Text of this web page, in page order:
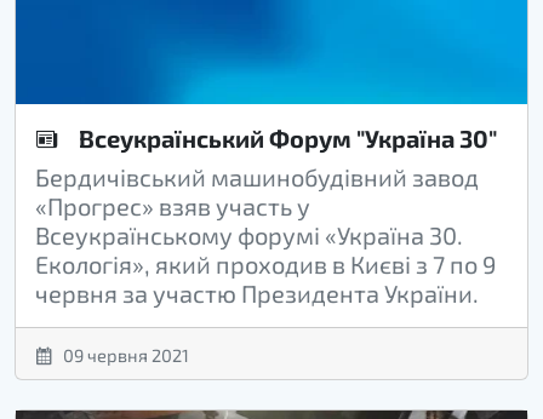
Всеукраїнський Форум "Україна 30"
Бердичівський машинобудівний завод
«Прогрес» взяв участь у
Всеукраїнському форумі «Україна 30.
Екологія», який проходив в Києві з 7 по 9
червня за участю Президента України.
09 червня 2021